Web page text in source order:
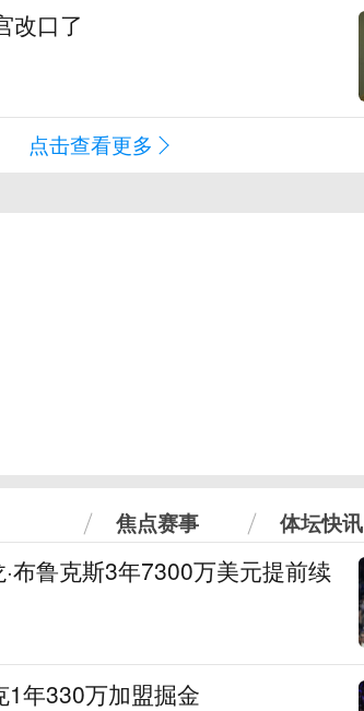
改口了
点击查看更多
焦点赛事 体坛快讯
布鲁克斯3年7300万美元提前续
1年330万加盟掘金